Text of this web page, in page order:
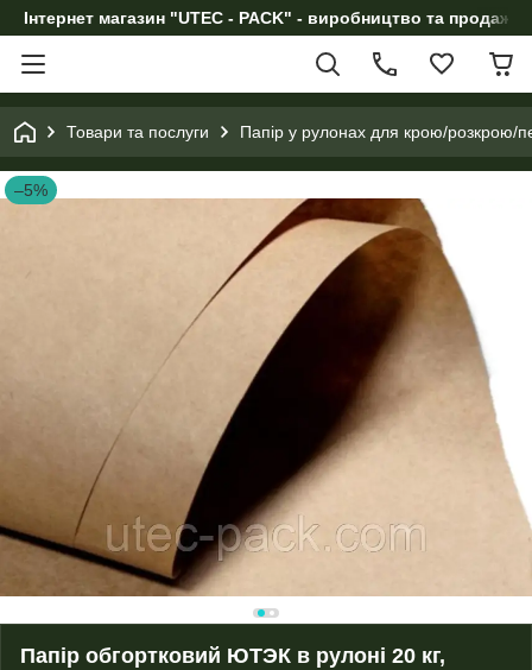
Інтернет магазин "UTEC - PACK" - виробництво та продаж
Товари та послуги Папір у рулонах для крою/розкрою/
–5%
Папір обгортковий ЮТЭК в рулоні 20 кг,